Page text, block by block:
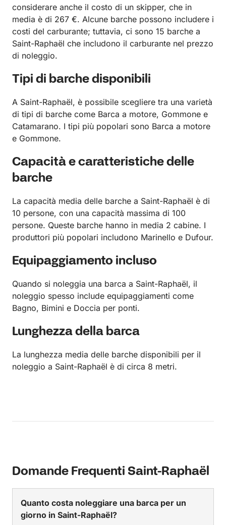
considerare anche il costo di un skipper, che in
media è di 267 €. Alcune barche possono includere i
costi del carburante; tuttavia, ci sono 15 barche a
Saint-Raphaël che includono il carburante nel prezzo
di noleggio.
Tipi di barche disponibili
A Saint-Raphaël, è possibile scegliere tra una varietà
di tipi di barche come Barca a motore, Gommone e
Catamarano. I tipi più popolari sono Barca a motore
e Gommone.
Capacità e caratteristiche delle
barche
La capacità media delle barche a Saint-Raphaël è di
10 persone, con una capacità massima di 100
persone. Queste barche hanno in media 2 cabine. I
produttori più popolari includono Marinello e Dufour.
Equipaggiamento incluso
Quando si noleggia una barca a Saint-Raphaël, il
noleggio spesso include equipaggiamenti come
Bagno, Bimini e Doccia per ponti.
Lunghezza della barca
La lunghezza media delle barche disponibili per il
noleggio a Saint-Raphaël è di circa 8 metri.
Domande Frequenti Saint-Raphaël
Quanto costa noleggiare una barca per un
giorno in Saint-Raphaël?